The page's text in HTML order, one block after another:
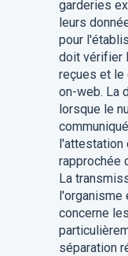
garderies
leurs
pour
doit vérifier
reçues et le
on-web. La
lorsque le
l'attestation
rapprochée
La
l'organisme
concerne
séparation